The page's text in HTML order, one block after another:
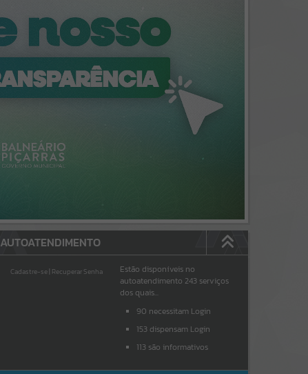
AUTOATENDIMENTO
Cadastre-se| Recuperar Senha
Estão disponíveis no
autoatendimento 243 serviços
dos quais...
90 necessitam Login
153 dispensam Login
113 são informativos